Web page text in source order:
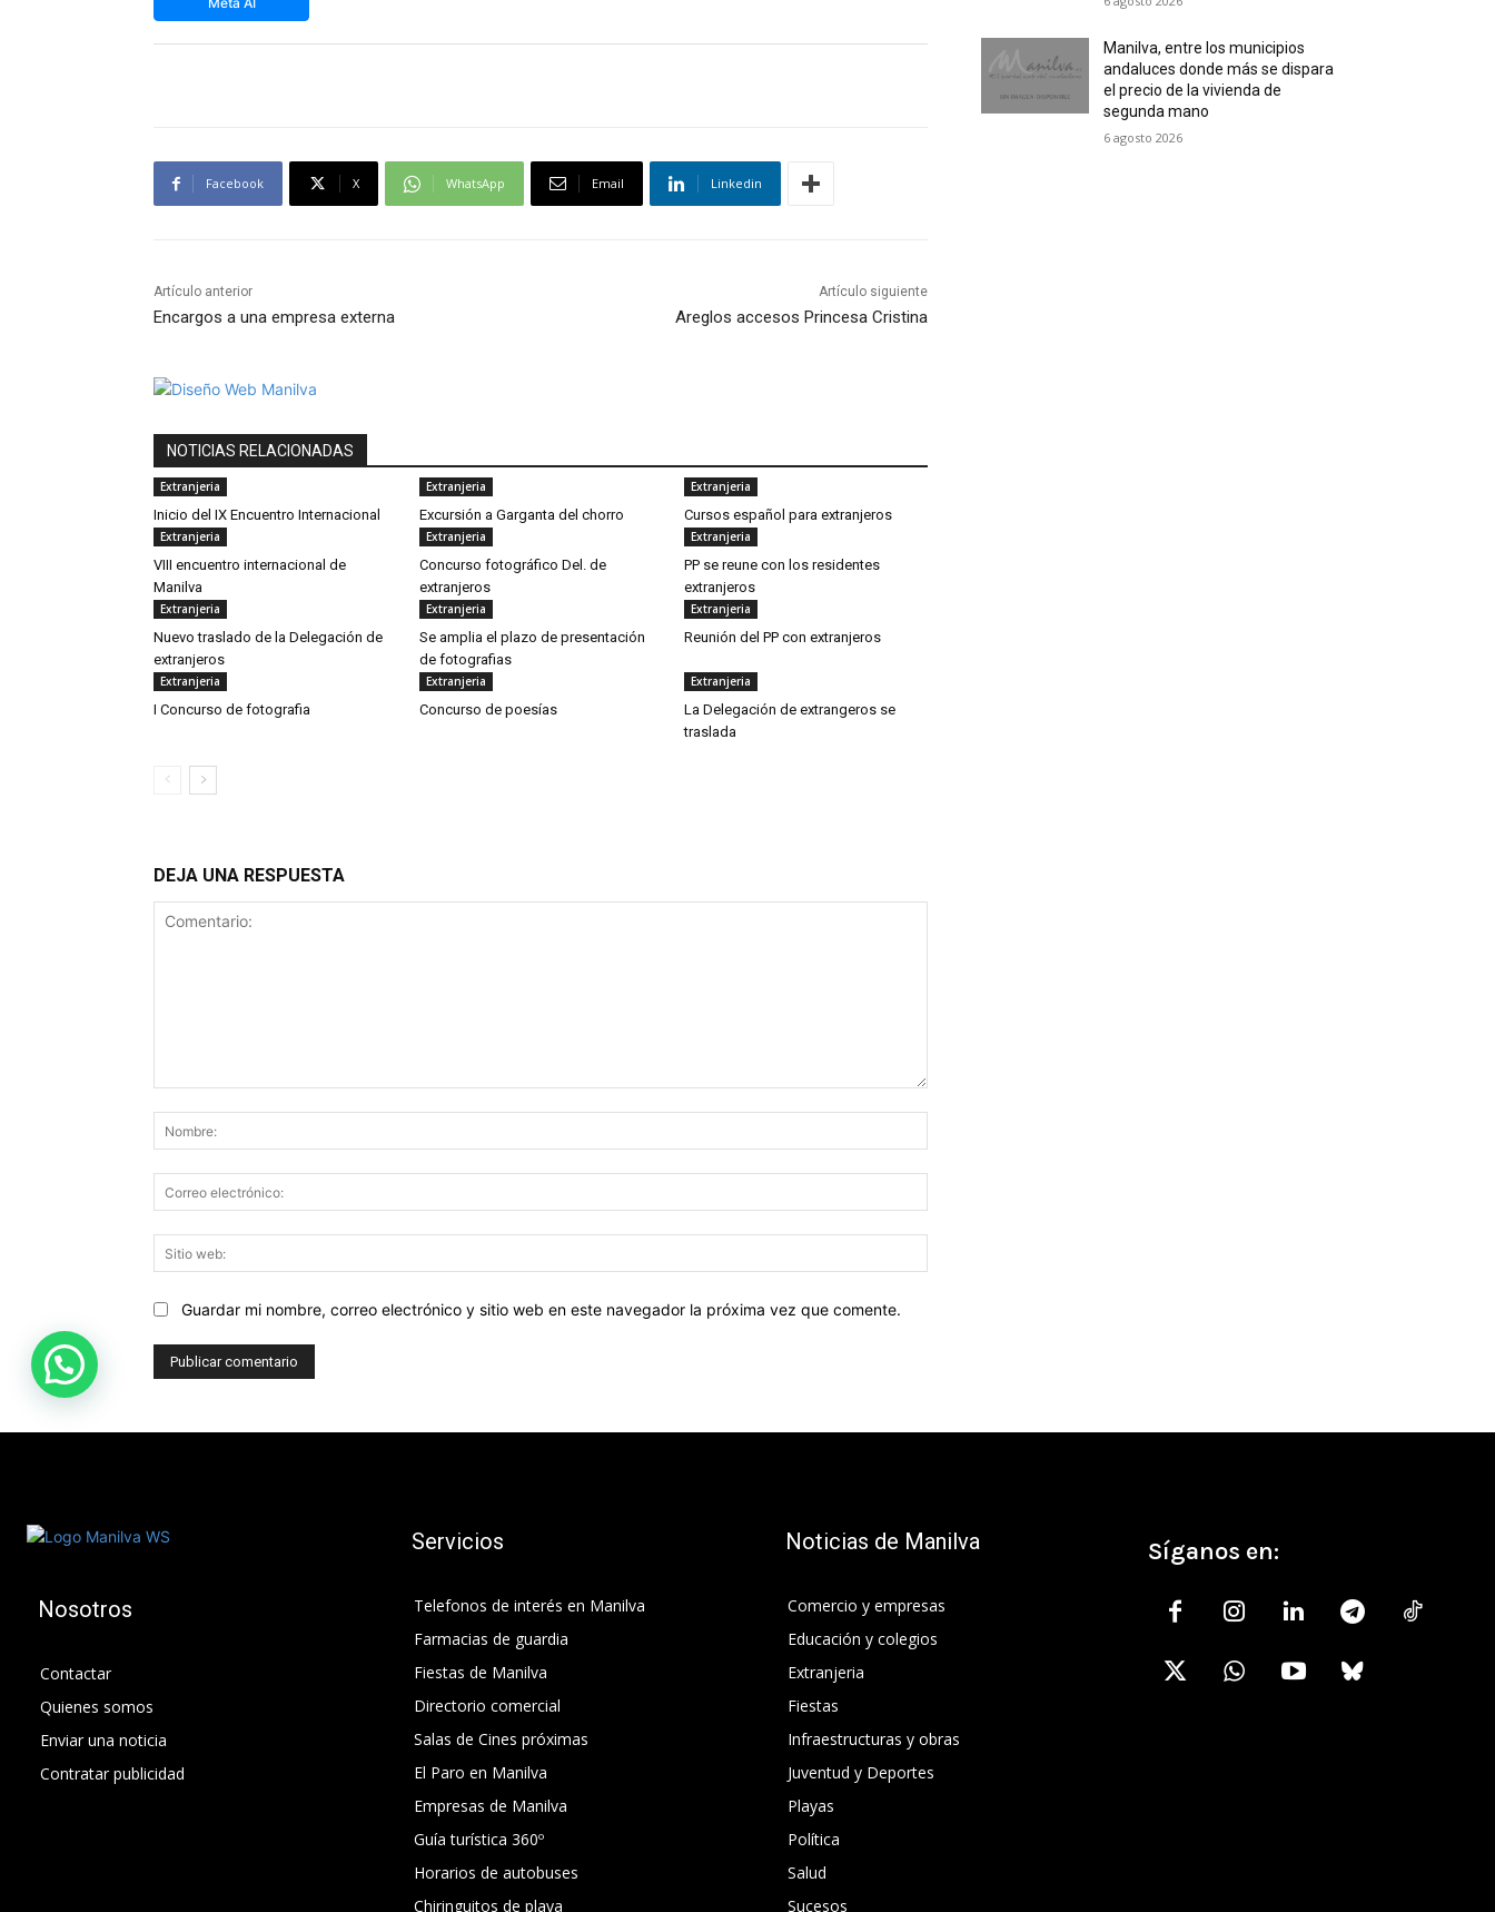
Facebook X WhatsApp Email Linkedin
Artículo anterior
Encargos a una empresa externa
Artículo siguiente
Areglos accesos Princesa Cristina
NOTICIAS RELACIONADAS
Extranjeria
Inicio del IX Encuentro Internacional
Extranjeria
Excursión a Garganta del chorro
Extranjeria
Cursos español para extranjeros
Extranjeria
VIII encuentro internacional de
Manilva
Extranjeria
Concurso fotográfico Del. de
extranjeros
Extranjeria
PP se reune con los residentes
extranjeros
Extranjeria
Nuevo traslado de la Delegación de
extranjeros
Extranjeria
Se amplia el plazo de presentación
de fotografias
Extranjeria
Reunión del PP con extranjeros
Extranjeria
I Concurso de fotografia
Extranjeria
Concurso de poesías
Extranjeria
La Delegación de extrangeros se
traslada
DEJA UNA RESPUESTA
electrónico:
web:
Guardar mi nombre, correo electrónico y sitio web en este navegador la próxima vez que comente.
Manilva, entre los municipios
andaluces donde más se dispara
el precio de la vivienda de
segunda mano
6 agosto 2026
Nosotros
Contactar
Quienes somos
Enviar una noticia
Contratar publicidad
Servicios
Telefonos de interés en Manilva
Farmacias de guardia
Fiestas de Manilva
Directorio comercial
Salas de Cines próximas
El Paro en Manilva
Empresas de Manilva
Guía turística 360º
Horarios de autobuses
Chiringuitos de playa
Noticias de Manilva
Comercio y empresas
Educación y colegios
Extranjeria
Fiestas
Infraestructuras y obras
Juventud y Deportes
Playas
Política
Salud
Sucesos
Síganos en: